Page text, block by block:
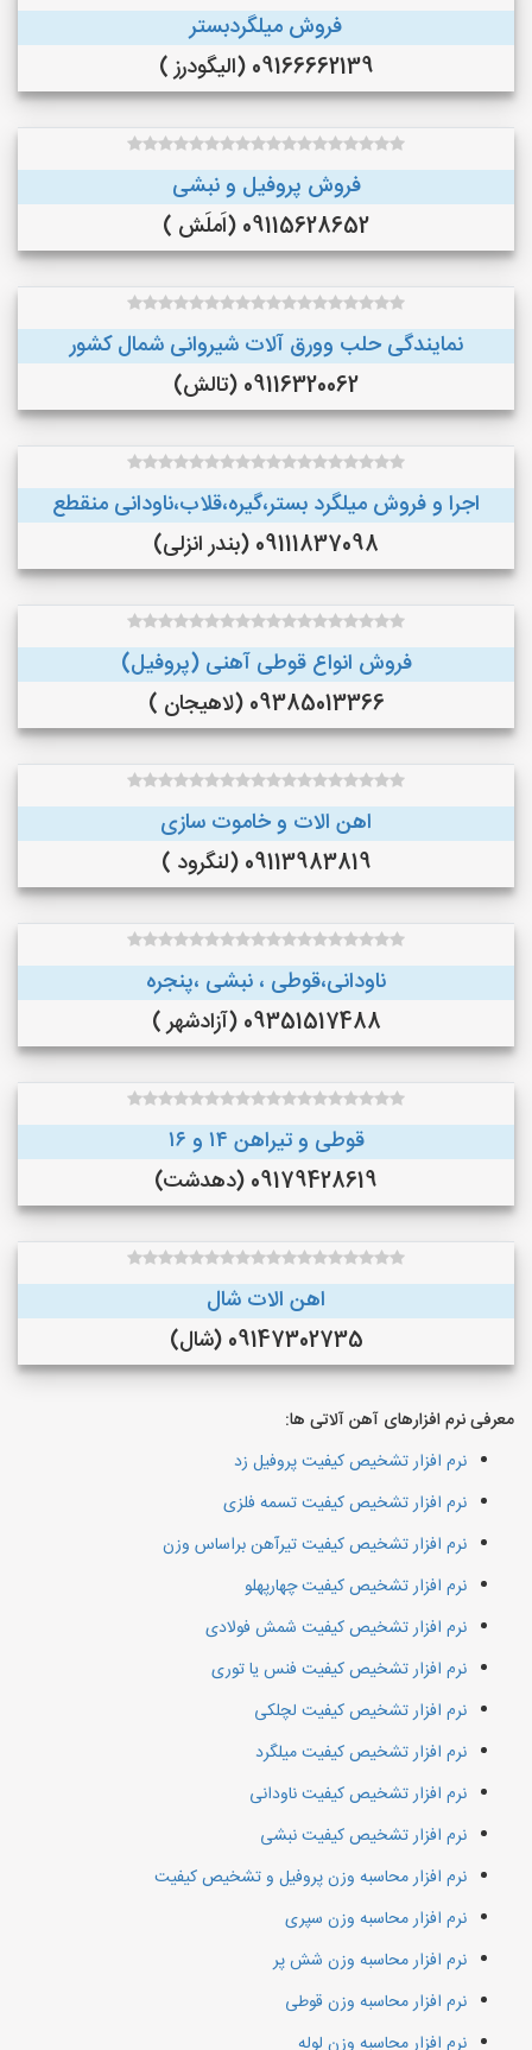
فروش میلگردبستر
09166662139 (الیگودرز )
فروش پروفیل و نبشی
09115628652 (اَملَش )
نمایندگی حلب وورق آلات شیروانی شمال کشور
09116320062 (تالش)
اجرا و فروش میلگرد بستر،گیره،قلاب،ناودانی منقطع
09111837098 (بندر انزلی)
فروش انواع قوطی آهنی (پروفیل)
09385013366 (لاهیجان )
اهن الات و خاموت سازی
09113983819 (لنگرود )
ناودانی،قوطی ، نبشی ،پنجره
09351517488 (آزادشهر )
قوطی و تیراهن ۱۴ و ۱۶
09179428619 (دهدشت)
اهن الات شال
09147302735 (شال)
معرفی نرم افزارهای آهن آلاتی ها:
نرم افزار تشخیص کیفیت پروفیل زد
نرم افزار تشخیص کیفیت تسمه فلزی
نرم افزار تشخیص کیفیت تیرآهن براساس وزن
نرم افزار تشخیص کیفیت چهارپهلو
نرم افزار تشخیص کیفیت شمش فولادی
نرم افزار تشخیص کیفیت فنس یا توری
نرم افزار تشخیص کیفیت لچلکی
نرم افزار تشخیص کیفیت میلگرد
نرم افزار تشخیص کیفیت ناودانی
نرم افزار تشخیص کیفیت نبشی
نرم افزار محاسبه وزن پروفیل و تشخیص کیفیت
نرم افزار محاسبه وزن سپری
نرم افزار محاسبه وزن شش پر
نرم افزار محاسبه وزن قوطی
نرم افزار محاسبه وزن لوله